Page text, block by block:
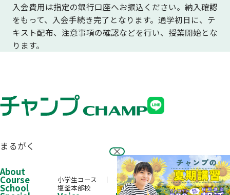
入会費用は指定の銀行口座へお振込ください。納入確認
をもって、入会手続き完了となります。通学初日に、テ
キスト配布、注意事項の確認などを行い、授業開始とな
ります。
まるがく
About
Course 小学生コース 中学生コース 高校生コース
School 塩釜本部校